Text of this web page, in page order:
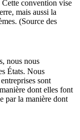
convention vise
mais aussi la
(Source des
nous nous
États. Nous
sont
dont elles font
par la manière dont